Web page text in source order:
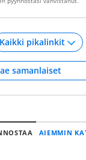
samanlaiset
AIEMMIN